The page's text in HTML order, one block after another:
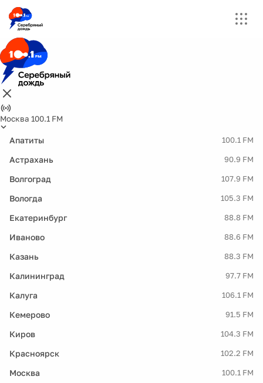
Москва 100.1 FM
Апатиты 100.1 FM
Астрахань 90.9 FM
Волгоград 107.9 FM
Вологда 105.3 FM
Екатеринбург 88.8 FM
Иваново 88.6 FM
Казань 88.3 FM
Калининград 97.7 FM
Калуга 106.1 FM
Кемерово 91.5 FM
Киров 104.3 FM
Красноярск 102.2 FM
Москва 100.1 FM